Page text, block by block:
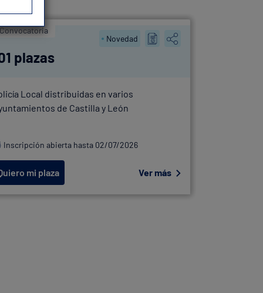
Convocatoria
Novedad
plazas
Local distribuidas en varios
de Castilla y León
Inscripción abierta hasta 02/07/2026
mi plaza Ver más